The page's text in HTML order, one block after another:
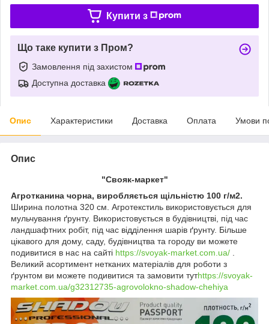
Купити з
Що таке купити з Пром?
Замовлення під захистом
Доступна доставка
Опис Характеристики Доставка Оплата Умови
Опис
"Свояк-маркет"
Агротканина чорна, виробляється щільністю 100 г/м2.
Ширина полотна 320 см. Агротекстиль використовується для
мульчування ґрунту. Використовується в будівництві, під час
ландшафтних робіт, під час відділення шарів ґрунту. Більше
цікавого для дому, саду, будівництва та городу ви можете
подивитися в нас на сайті https://svoyak-market.com.ua/
Великий асортимент нетканих матеріалів для роботи з
ґрунтом ви можете подивитися та замовити тутhttps://svoyak-
market.com.ua/g32312735-agrovolokno-shadow-chehiya